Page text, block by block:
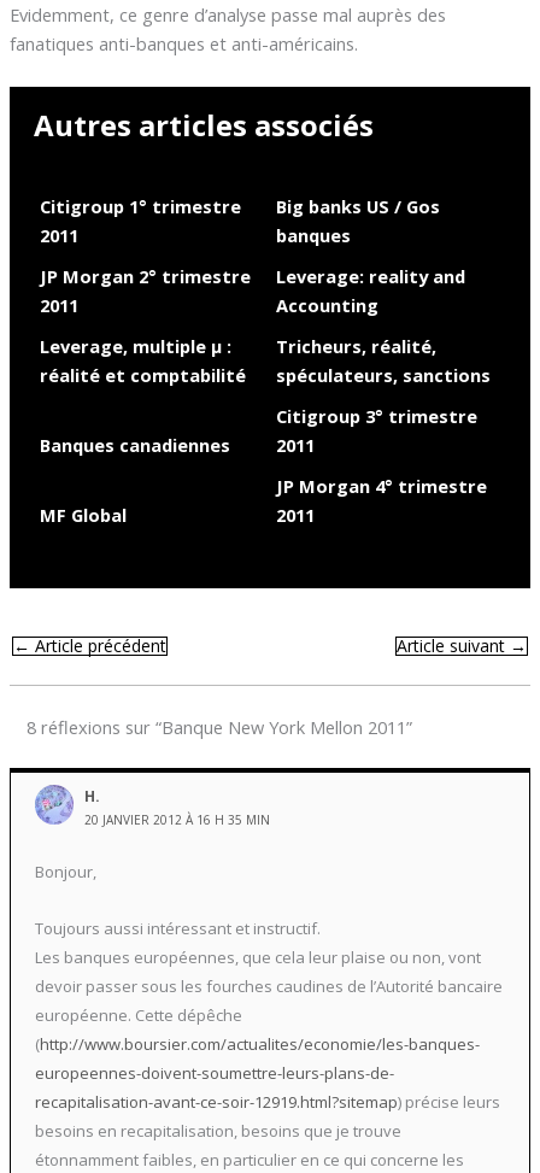
Evidemment, ce genre d’analyse passe mal auprès des
fanatiques anti-banques et anti-américains.
Autres articles associés
Citigroup 1° trimestre
2011
Big banks US / Gos
banques
JP Morgan 2° trimestre
2011
Leverage: reality and
Accounting
Leverage, multiple µ :
réalité et comptabilité
Tricheurs, réalité,
spéculateurs, sanctions
Banques canadiennes
Citigroup 3° trimestre
2011
MF Global
JP Morgan 4° trimestre
2011
←Article précédent Article suivant→
8 réflexions sur “Banque New York Mellon 2011”
H.
20 JANVIER 2012 À 16 H 35 MIN
Bonjour,
Toujours aussi intéressant et instructif.
Les banques européennes, que cela leur plaise ou non, vont
devoir passer sous les fourches caudines de l’Autorité bancaire
européenne. Cette dépêche
(http://www.boursier.com/actualites/economie/les-banques-
europeennes-doivent-soumettre-leurs-plans-de-
recapitalisation-avant-ce-soir-12919.html?sitemap) précise leurs
besoins en recapitalisation, besoins que je trouve
étonnamment faibles, en particulier en ce qui concerne les